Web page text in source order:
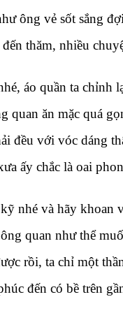
ông vẻ sốt sắng
thăm, nhiều
áo quần ta chỉnh
quan ăn mặc quá
đều với vóc dáng
ấy chắc là oai
nhé và hãy khoan
quan như thể
rồi, ta chỉ một
đến có bề trên